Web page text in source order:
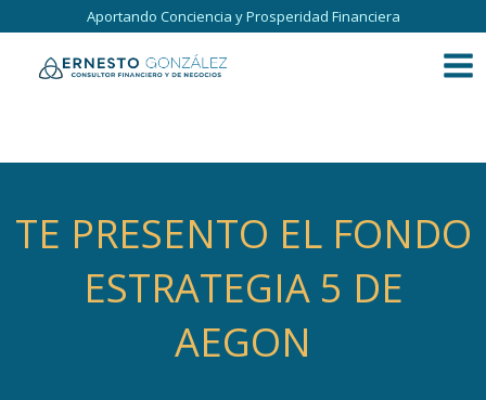
al
contenido
Aportando Conciencia y Prosperidad Financiera
TE PRESENTO EL FONDO
ESTRATEGIA 5 DE
AEGON